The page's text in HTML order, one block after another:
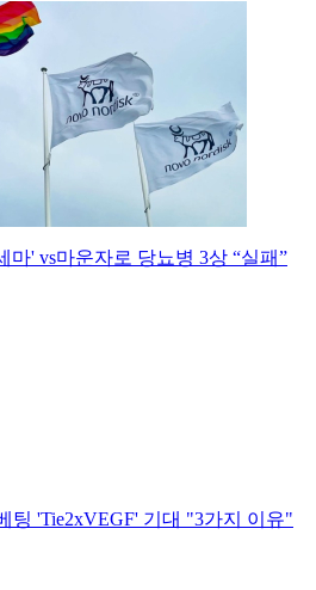
마' vs마운자로 당뇨병 3상 “실패”
팅 'Tie2xVEGF' 기대 "3가지 이유"